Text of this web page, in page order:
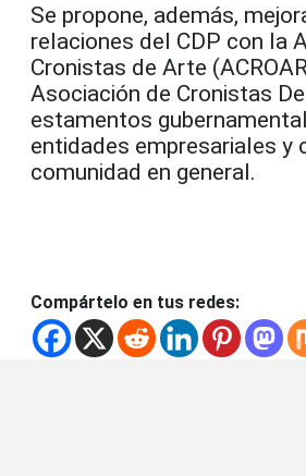
Se propone, además,
relaciones del CDP con la
Cronistas de Arte
Asociación de Cronistas
estamentos
entidades empresariales y
comunidad en general.
Compártelo en tus redes: